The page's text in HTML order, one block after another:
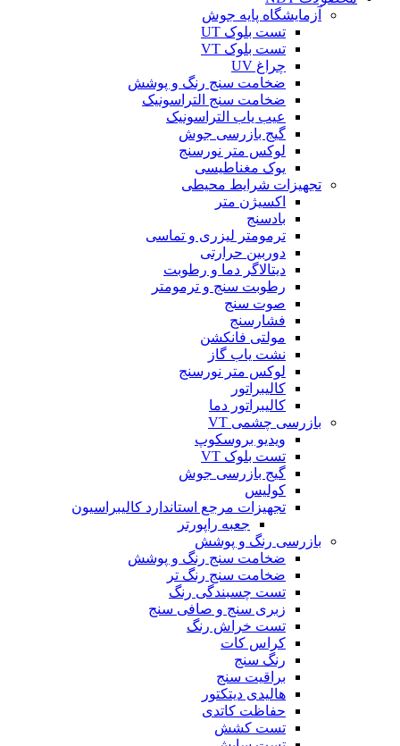
آزمایشگاه پایه جوش
تست بلوک UT
تست بلوک VT
چراغ UV
ضخامت سنج رنگ و پوشش
ضخامت سنج التراسونیک
عیب یاب التراسونیک
گیج بازرسی جوش
لوکس متر نورسنج
یوک مغناطیسی
تجهیزات شرایط محیطی
اکسیژن متر
بادسنج
ترمومتر لیزری و تماسی
دوربین حرارتی
دیتالاگر دما و رطوبت
رطوبت سنج و ترمومتر
صوت سنج
فشارسنج
مولتی فانکشن
نشت یاب گاز
لوکس متر نورسنج
کالیبراتور
کالیبراتور دما
بازرسی چشمی VT
ویدیو بروسکوپ
تست بلوک VT
گیج بازرسی جوش
کولیس
تجهیزات مرجع استاندارد کالیبراسیون
جعبه راپورتر
بازرسی رنگ و پوشش
ضخامت سنج رنگ و پوشش
ضخامت سنج رنگ تر
تست چسبندگی رنگ
زبری سنج و صافی سنج
تست خراش رنگ
کراس کات
رنگ سنج
براقیت سنج
هالیدی دیتکتور
حفاظت کاتدی
تست کشش